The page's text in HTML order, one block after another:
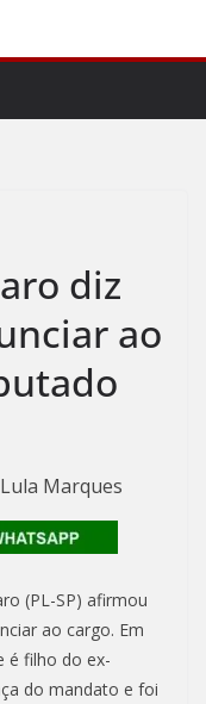
diz
ao
Marques
(PL-SP) afirmou
ao cargo. Em
é filho do ex-
do mandato e foi